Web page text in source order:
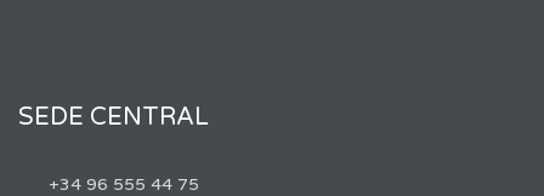
SEDE CENTRAL
+34 96 555 44 75